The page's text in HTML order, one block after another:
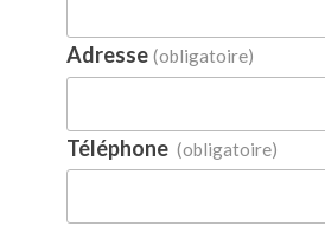
Adresse (obligatoire)
Téléphone (obligatoire)